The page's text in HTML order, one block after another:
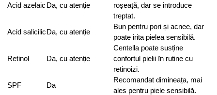
Acid azelaic Da, cu atenție
roșeață, dar se introduce
treptat.
Acid salicilicDa, cu atenție
Bun pentru pori și acnee, dar
poate irita pielea sensibilă.
Retinol Da, cu atenție
Centella poate susține
confortul pielii în rutine cu
retinoizi.
SPF
Da
Recomandat dimineața, mai
ales pentru piele sensibilă.